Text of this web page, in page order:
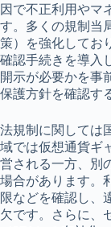
因で不正利用やマ
す。多くの規制当
策）を強化してお
確認手続きを導入
開示が必要かを事
保護方針を確認す
法規制に関しては
域では仮想通貨ギ
営される一方、別
場合があります。
限などを確認し、
欠です。さらに、